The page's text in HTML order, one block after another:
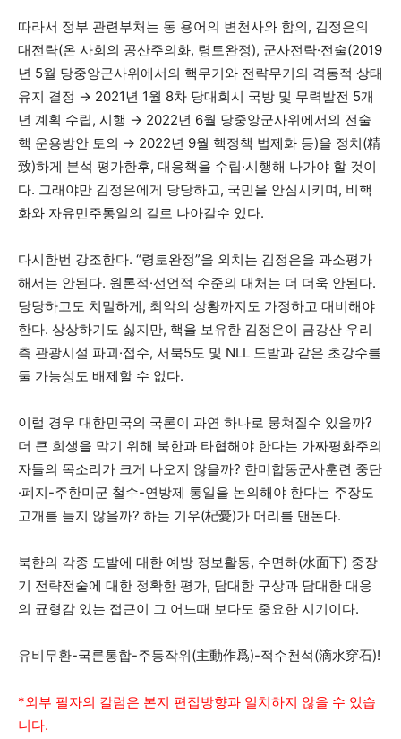
따라서 정부 관련부처는 동 용어의 변천사와 함의, 김정은의
대전략(온 사회의 공산주의화, 령토완정), 군사전략·전술(2019
년 5월 당중앙군사위에서의 핵무기와 전략무기의 격동적 상태
유지 결정 → 2021년 1월 8차 당대회시 국방 및 무력발전 5개
년 계획 수립, 시행 → 2022년 6월 당중앙군사위에서의 전술
핵 운용방안 토의 → 2022년 9월 핵정책 법제화 등)을 정치(精
致)하게 분석 평가한후, 대응책을 수립·시행해 나가야 할 것이
다. 그래야만 김정은에게 당당하고, 국민을 안심시키며, 비핵
화와 자유민주통일의 길로 나아갈수 있다.
다시한번 강조한다. “령토완정”을 외치는 김정은을 과소평가
해서는 안된다. 원론적·선언적 수준의 대처는 더 더욱 안된다.
당당하고도 치밀하게, 최악의 상황까지도 가정하고 대비해야
한다. 상상하기도 싫지만, 핵을 보유한 김정은이 금강산 우리
측 관광시설 파괴·접수, 서북5도 및 NLL 도발과 같은 초강수를
둘 가능성도 배제할 수 없다.
이럴 경우 대한민국의 국론이 과연 하나로 뭉쳐질수 있을까?
더 큰 희생을 막기 위해 북한과 타협해야 한다는 가짜평화주의
자들의 목소리가 크게 나오지 않을까? 한미합동군사훈련 중단
·폐지-주한미군 철수-연방제 통일을 논의해야 한다는 주장도
고개를 들지 않을까? 하는 기우(杞憂)가 머리를 맨돈다.
북한의 각종 도발에 대한 예방 정보활동, 수면하(水面下) 중장
기 전략전술에 대한 정확한 평가, 담대한 구상과 담대한 대응
의 균형감 있는 접근이 그 어느때 보다도 중요한 시기이다.
유비무환-국론통합-주동작위(主動作爲)-적수천석(滴水穿石)!
*외부 필자의 칼럼은 본지 편집방향과 일치하지 않을 수 있습
니다.